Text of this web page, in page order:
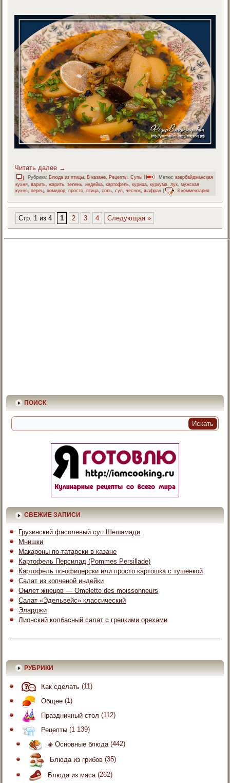
Читать далее →
Рубрика: Блюда из птицы В казане Рецепты ,Супы Метки: азербайджанская
кухня,варить,жарить,зелень,индейка,картофель,курица,куркума,лук,мужская
кухня,перец,помидор,просто,птица,соль,суп,чеснок,шафран | 3 комментария
Стр. 1 из 4 1 2 3 4 Следующая »
ПОИСК
СВЕЖИЕ ЗАПИСИ
Грузинский фасолевый суп Шешамади
Мнишки
Макароны по-татарски в казане
Картофель Персилад (Pommes Persillade)
Картофель по-офицерски или просто картошка с тушенкой
Салат из копченой индейки
Омлет жнецов — Omelette des moissonneurs
Салат «Эдельвейс» классический
Эларджи
Лионский колбасный салат с грецкими орехами
РУБРИКИ
Как сделать (11)
Общее (1)
Праздничный стол (112)
Рецепты (1 139)
◈ Основные блюда (442)
Блюда из грибов (35)
Блюда из мяса (262)